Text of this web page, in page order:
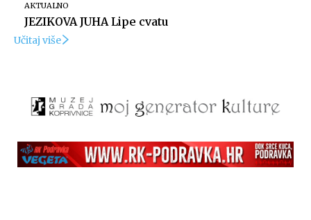
AKTUALNO
JEZIKOVA JUHA Lipe cvatu
Učitaj više